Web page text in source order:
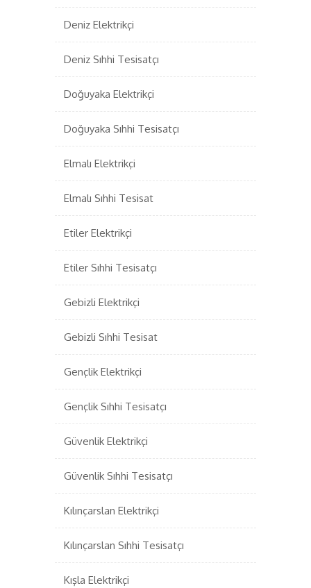
Deniz Elektrikçi
Deniz Sıhhi Tesisatçı
Doğuyaka Elektrikçi
Doğuyaka Sıhhi Tesisatçı
Elmalı Elektrikçi
Elmalı Sıhhi Tesisat
Etiler Elektrikçi
Etiler Sıhhi Tesisatçı
Gebizli Elektrikçi
Gebizli Sıhhi Tesisat
Gençlik Elektrikçi
Gençlik Sıhhi Tesisatçı
Güvenlik Elektrikçi
Güvenlik Sıhhi Tesisatçı
Kılınçarslan Elektrikçi
Kılınçarslan Sıhhi Tesisatçı
Kışla Elektrikçi